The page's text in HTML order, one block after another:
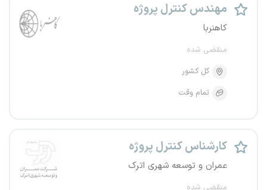
مهندس کنترل پروژه
کاهنربا
منقضی شده
کل کشور
تمام وقت
کارشناس کنترل پروژه
عمران و توسعه شهری اترک
منقضی شده